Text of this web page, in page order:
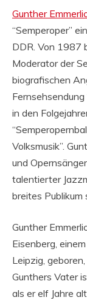
Gunther
“Semperoper”
DDR. Von 1987
Moderator der
biografischen
in den
Volksmusik”.
und
talentierter
breites Publikum
Gunther
Eisenberg,
Leipzig,
Gunthers Vater
als er elf Jahre